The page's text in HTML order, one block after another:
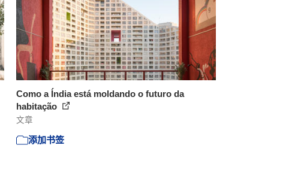
Como a Índia está moldando o futuro da
habitação
文章
添加书签